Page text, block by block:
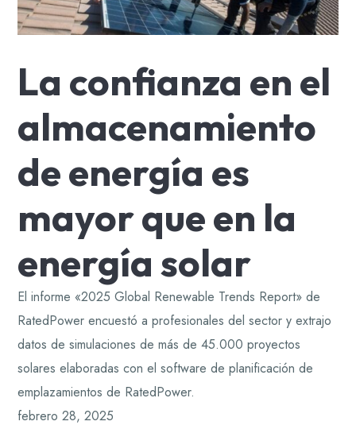
La confianza en el
almacenamiento
de energía es
mayor que en la
energía solar
El informe «2025 Global Renewable Trends Report» de
RatedPower encuestó a profesionales del sector y extrajo
datos de simulaciones de más de 45.000 proyectos
solares elaboradas con el software de planificación de
emplazamientos de RatedPower.
febrero 28, 2025